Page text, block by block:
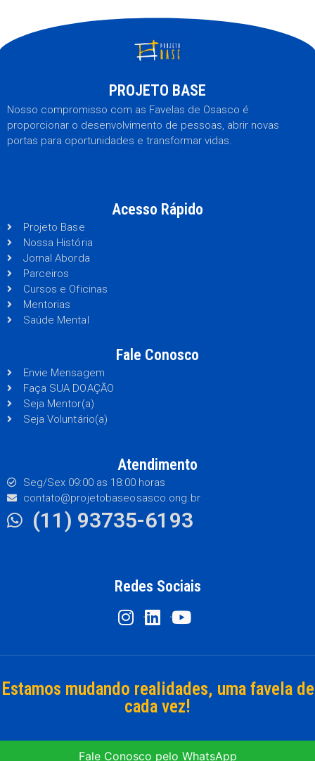
PROJETO BASE
Nosso compromisso com as Favelas de Osasco é
proporcionar o desenvolvimento de pessoas, abrir novas
portas para oportunidades e transformar vidas.
Acesso Rápido
Projeto Base
Nossa História
Jornal Aborda
Parceiros
Cursos e Oficinas
Mentorias
Saúde Mental
Fale Conosco
Envie Mensagem
Faça SUA DOAÇÃO
Seja Mentor(a)
Seja Voluntário(a)
Atendimento
Seg/Sex 09:00 as 18:00 horas
contato@projetobaseosasco.ong.br
(11) 93735-6193
Redes Sociais
Estamos mudando realidades, uma favela de
cada vez!
Fale Conosco pelo WhatsApp